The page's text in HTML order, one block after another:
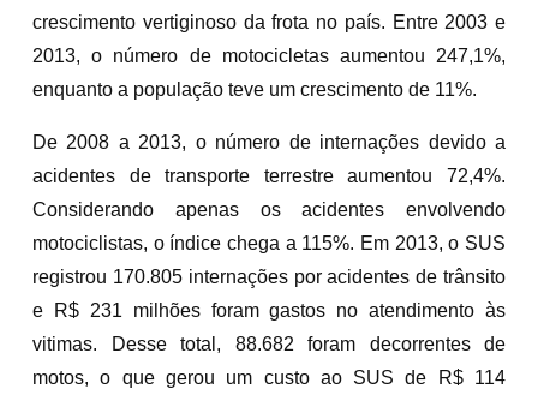
crescimento vertiginoso da frota no país. Entre 2003 e
2013, o número de motocicletas aumentou 247,1%,
enquanto a população teve um crescimento de 11%.
De 2008 a 2013, o número de internações devido a
acidentes de transporte terrestre aumentou 72,4%.
Considerando apenas os acidentes envolvendo
motociclistas, o índice chega a 115%. Em 2013, o SUS
registrou 170.805 internações por acidentes de trânsito
e R$ 231 milhões foram gastos no atendimento às
vitimas. Desse total, 88.682 foram decorrentes de
motos, o que gerou um custo ao SUS de R$ 114